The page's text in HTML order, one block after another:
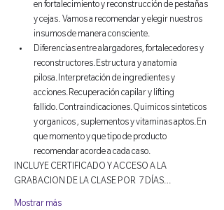
en fortalecimiento y reconstrucción de pestañas
y cejas. Vamos a recomendar y elegir nuestros
insumos de manera consciente.
Diferencias entre alargadores, fortalecedores y
reconstructores.Estructura y anatomia
pilosa.Interpretación de ingredientes y
acciones.Recuperación capilar y lifting
fallido.Contraindicaciones.Quimicos sinteticos
y organicos , suplementos y vitaminas aptos.En
que momento y que tipo de producto
recomendar acorde a cada caso.
INCLUYE CERTIFICADO Y ACCESO A LA
GRABACION DE LA CLASE POR  7 DÍAS…
Mostrar más